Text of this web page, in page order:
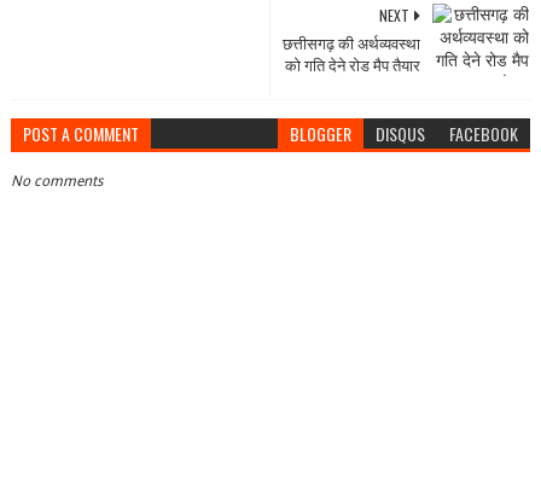
NEXT
छत्तीसगढ़ की अर्थव्यवस्था
को गति देने रोड मैप तैयार
POST A COMMENT BLOGGER DISQUS FACEBOOK
No comments